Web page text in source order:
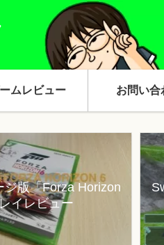
ムレビュー お問い合
ジ版「Forza Horizon
イレビュー